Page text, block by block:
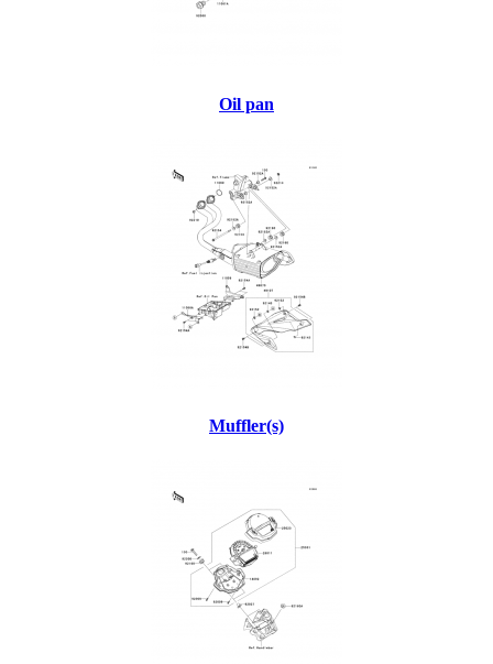
Oil pan
Muffler(s)